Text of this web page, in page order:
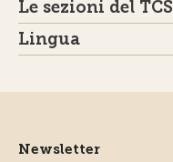
Le sezioni del TCS
Lingua
Newsletter